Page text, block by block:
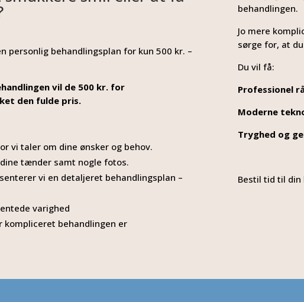
personlig behandlingsplan for kun 500 kr. –
vil de 500 kr. for
den fulde pris.
vi taler om dine ønsker og behov.
tænder samt nogle fotos.
vi en detaljeret behandlingsplan –
varighed
kompliceret behandlingen er
behandlingen.
Jo mere
sørge for, at
Du vil få:
Professionel
Moderne
Tryghed og
Bestil tid til din